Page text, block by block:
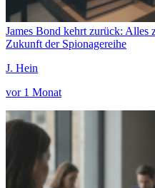
James Bond kehrt zurück: Alles
Zukunft der Spionagereihe
J. Hein
vor 1 Monat